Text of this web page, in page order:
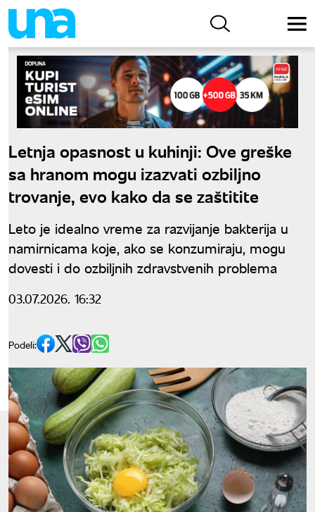
Letnja opasnost u kuhinji: Ove greške
sa hranom mogu izazvati ozbiljno
trovanje, evo kako da se zaštitite
Leto je idealno vreme za razvijanje bakterija u
namirnicama koje, ako se konzumiraju, mogu
dovesti i do ozbiljnih zdravstvenih problema
03.07.2026. 16:32
Podeli: